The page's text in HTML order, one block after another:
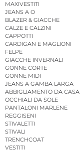
MAXIVESTITI
JEANS A O
BLAZER & GIACCHE
CALZE E CALZINI
CAPPOTTI
CARDIGAN E MAGLIONI
FELPE
GIACCHE INVERNALI
GONNE CORTE
GONNE MIDI
JEANS A GAMBA LARGA
ABBIGLIAMENTO DA CASA
OCCHIALI DA SOLE
PANTALONI MARLENE
REGGISENI
STIVALETTI
STIVALI
TRENCHCOAT
VESTITI